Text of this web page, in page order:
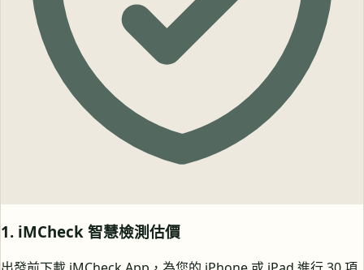
1. iMCheck 智慧檢測估價